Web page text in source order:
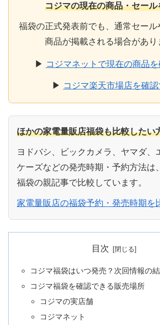
コジマの現在の商品・セール
福袋の正式発表前でも、通常セール
商品が掲載される場合があり
▶ コジマネットで現在の商品
▶ コジマ楽天市場店を確認
ほかの家電量販店福袋も比較したい
ヨドバシ、ビックカメラ、ヤマダ、
ケーズなどの発売時期・予約方法は
福袋の親記事で比較しています。
家電量販店の福袋予約・発売時期を
目次
コジマ福袋はいつ発売？次回情報の
コジマ福袋を確認できる販売場所
コジマの実店舗
コジマネット